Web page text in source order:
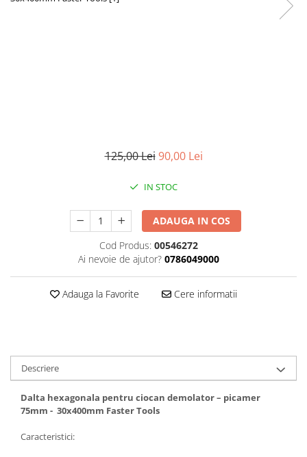
Razuri si razuitoare de mana
Trafaleti speciali
Truse de tubulare si chei
Tubulare 1/2 si accesorii
125,00 Lei 90,00 Lei
IN STOC
ADAUGA IN COS
Cod Produs: 00546272
Ai nevoie de ajutor? 0786049000
Adauga la Favorite Cere informatii
Descriere
Dalta hexagonala pentru ciocan demolator – picamer
75mm - 30x400mm Faster Tools
Caracteristici: